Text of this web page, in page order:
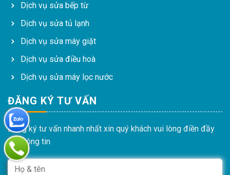
Dịch vụ sửa bếp từ
Dịch vụ sửa tủ lạnh
Dịch vụ sửa máy giặt
Dịch vụ sửa điều hoà
Dịch vụ sửa máy lọc nước
ĐĂNG KÝ TƯ VẤN
Đăng ký tư vấn nhanh nhất xin quý khách vui lòng điền đầy
đủ thông tin